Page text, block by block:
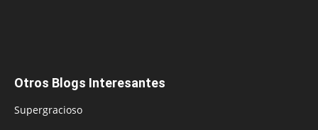
Otros Blogs Interesantes
Supergracioso